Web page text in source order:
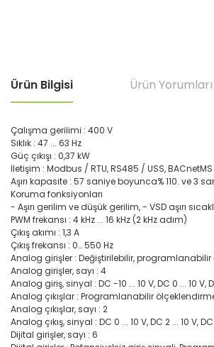
Ürün Bilgisi Ürün Yorumları
Çalışma gerilimi : 400 V
Sıklık : 47 ... 63 Hz
Güç çıkışı : 0,37 kW
İletişim : Modbus / RTU, RS485 / USS, BACnetMS
Aşırı kapasite : 57 saniye boyunca% 110. ve 3
Koruma fonksiyonları
- Aşırı gerilim ve düşük gerilim, - VSD aşırı
PWM frekansı : 4 kHz ... 16 kHz (2 kHz adım)
Çıkış akımı : 1,3 A
Çıkış frekansı : 0… 550 Hz
Analog girişler : Değiştirilebilir,
Analog girişler, sayı : 4
Analog giriş, sinyal : DC -10 ... 10 V, DC 0 ... 10 V,
Analog çıkışlar : Programlanabilir
Analog çıkışlar, sayı : 2
Analog çıkış, sinyal : DC 0 ... 10 V, DC 2 ... 10 V,
Dijital girişler, sayı : 6